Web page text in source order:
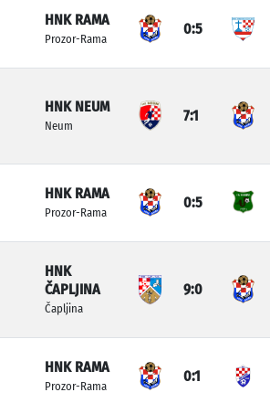
HNK RAMA
Prozor-Rama
0:5
HNK NEUM
Neum
7:1
HNK RAMA
Prozor-Rama
0:5
HNK
ČAPLJINA
Čapljina
9:0
HNK RAMA
Prozor-Rama
0:1